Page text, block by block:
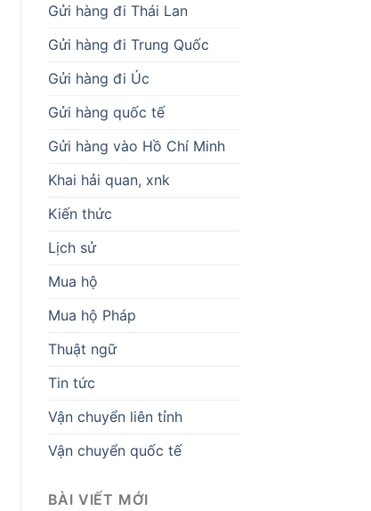
Gửi hàng đi Thái Lan
Gửi hàng đi Trung Quốc
Gửi hàng đi Úc
Gửi hàng quốc tế
Gửi hàng vào Hồ Chí Minh
Khai hải quan, xnk
Kiến thức
Lịch sử
Mua hộ
Mua hộ Pháp
Thuật ngữ
Tin tức
Vận chuyển liên tỉnh
Vận chuyển quốc tế
BÀI VIẾT MỚI